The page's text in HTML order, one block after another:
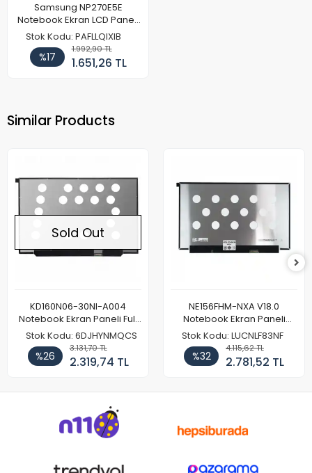
Samsung NP270E5E
Notebook Ekran LCD Paneli
(Kalın Kasa)
Stok Kodu: PAFLLQIXIB
%17
1.992,90 TL
1.651,26 TL
Similar Products
Sold Out
KD160N06-30NI-A004
Notebook Ekran Paneli Full
HD
Stok Kodu: 6DJHYNMQCS
%26
3.131,70 TL
2.319,74 TL
NE156FHM-NXA V18.0
Notebook Ekran Paneli
144Hz
Stok Kodu: LUCNLF83NF
%32
4.115,62 TL
2.781,52 TL